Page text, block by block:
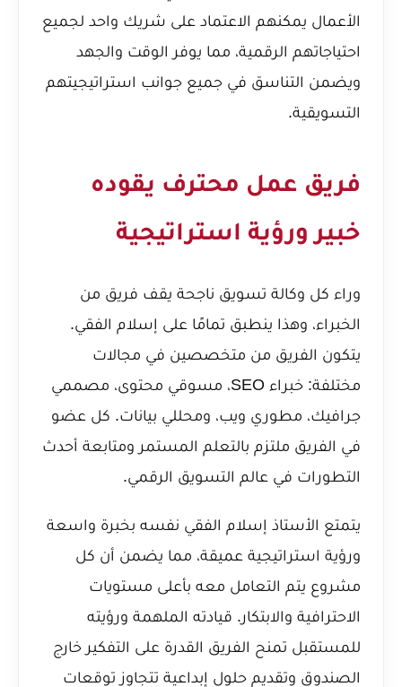
الأعمال يمكنهم الاعتماد على شريك واحد لجميع
احتياجاتهم الرقمية، مما يوفر الوقت والجهد
ويضمن التناسق في جميع جوانب استراتيجيتهم
التسويقية.
فريق عمل محترف يقوده
خبير ورؤية استراتيجية
وراء كل وكالة تسويق ناجحة يقف فريق من
الخبراء، وهذا ينطبق تمامًا على إسلام الفقي.
يتكون الفريق من متخصصين في مجالات
مختلفة: خبراء SEO، مسوقي محتوى، مصممي
جرافيك، مطوري ويب، ومحللي بيانات. كل عضو
في الفريق ملتزم بالتعلم المستمر ومتابعة أحدث
التطورات في عالم التسويق الرقمي.
يتمتع الأستاذ إسلام الفقي نفسه بخبرة واسعة
ورؤية استراتيجية عميقة، مما يضمن أن كل
مشروع يتم التعامل معه بأعلى مستويات
الاحترافية والابتكار. قيادته الملهمة ورؤيته
للمستقبل تمنح الفريق القدرة على التفكير خارج
الصندوق وتقديم حلول إبداعية تتجاوز توقعات